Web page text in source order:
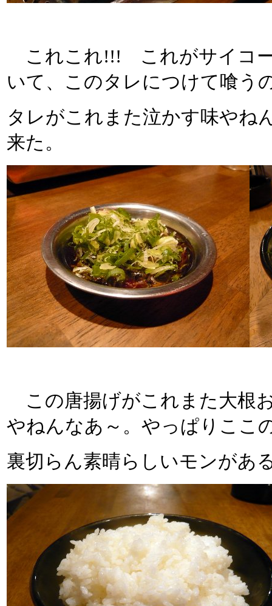
これこれ!!! これがサイコー
いて、このタレにつけて喰
タレがこれまた泣かす味やね
来た。
この唐揚げがこれまた大根
やねんなあ～。やっぱりここ
裏切らん素晴らしいモンが